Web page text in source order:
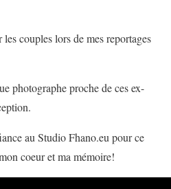
les couples lors de mes reportages
photographe proche de ces ex-
au Studio Fhano.eu pour ce
coeur et ma mémoire!